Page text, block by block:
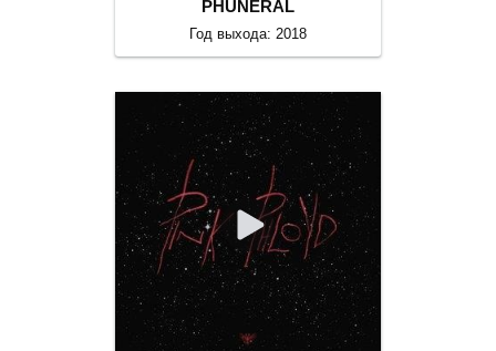
PHUNERAL
Год выхода: 2018